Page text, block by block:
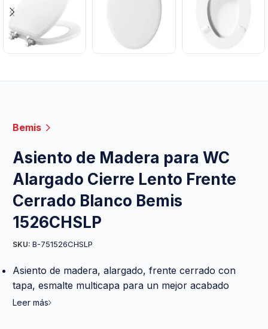
Bemis
Asiento de Madera para WC
Alargado Cierre Lento Frente
Cerrado Blanco Bemis
1526CHSLP
SKU: B-751526CHSLP
Asiento de madera, alargado, frente cerrado con
tapa, esmalte multicapa para un mejor acabado
Leer más